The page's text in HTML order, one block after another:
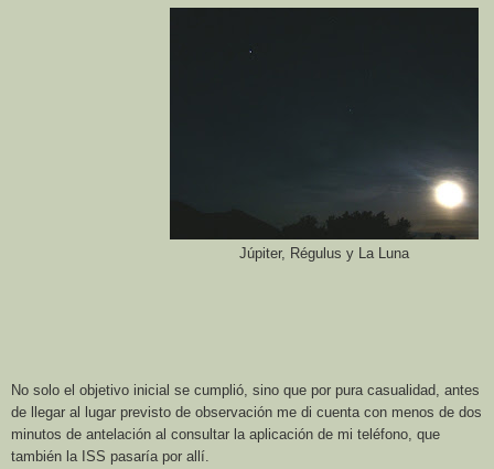
Júpiter, Régulus y La Luna
No solo el objetivo inicial se cumplió, sino que por pura casualidad, antes
de llegar al lugar previsto de observación me di cuenta con menos de dos
minutos de antelación al consultar la aplicación de mi teléfono, que
también la ISS pasaría por allí.